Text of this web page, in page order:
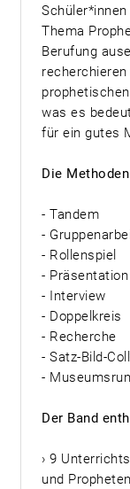
Thema
Berufung
was es
für ein gutes
Die
- Tandem
-
- Rollenspiel
- Präsentation
- Interview
- Doppelkreis
- Recherche
- Satz-Bild-
-
Der Band
› 9
und